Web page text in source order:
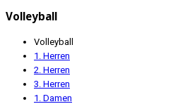
Volleyball
Volleyball
1. Herren
2. Herren
3. Herren
1. Damen